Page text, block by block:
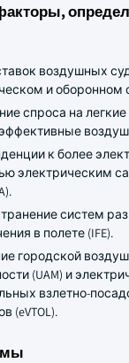
воздушных
и оборонном
спроса на легкие
к более
электрическим
систем
в полете (IFE).
городской
(UAM) и
взлетно-
(eVTOL).